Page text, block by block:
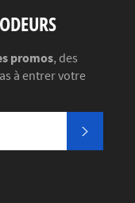
promos, des
à entrer votre